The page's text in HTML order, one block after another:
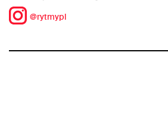
@rytmypl